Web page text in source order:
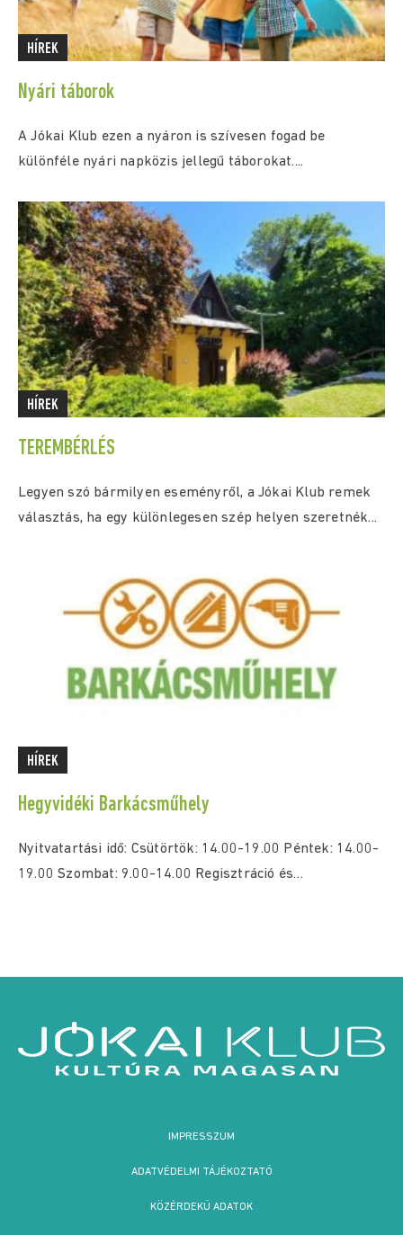
HÍREK
Nyári táborok
A Jókai Klub ezen a nyáron is szívesen fogad be
különféle nyári napközis jellegű táborokat....
HÍREK
TEREMBÉRLÉS
Legyen szó bármilyen eseményről, a Jókai Klub remek
választás, ha egy különlegesen szép helyen szeretnék...
HÍREK
Hegyvidéki Barkácsműhely
Nyitvatartási idő: Csütörtök: 14.00-19.00 Péntek: 14.00-
19.00 Szombat: 9.00-14.00 Regisztráció és
IMPRESSZUM
ADATVÉDELMI TÁJÉKOZTATÓ
KÖZÉRDEKŰ ADATOK